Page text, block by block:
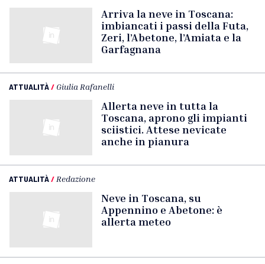
Arriva la neve in Toscana:
imbiancati i passi della Futa,
Zeri, l’Abetone, l’Amiata e la
Garfagnana
ATTUALITÀ/ Giulia Rafanelli
Allerta neve in tutta la
Toscana, aprono gli impianti
sciistici. Attese nevicate
anche in pianura
ATTUALITÀ/ Redazione
Neve in Toscana, su
Appennino e Abetone: è
allerta meteo